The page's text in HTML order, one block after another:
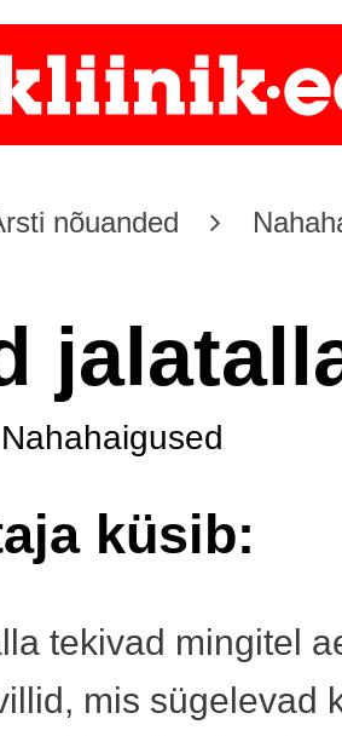
nõuanded
küsib:
tekivad mingitel
mis sügelevad